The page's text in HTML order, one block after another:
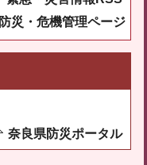
防災・危機管理ページ
奈良県防災ポータル